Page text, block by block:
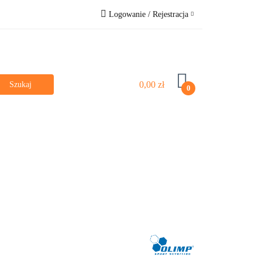
Logowanie / Rejestracja
Pytanie o produkt
Zgody cookies
0,00 zł 0